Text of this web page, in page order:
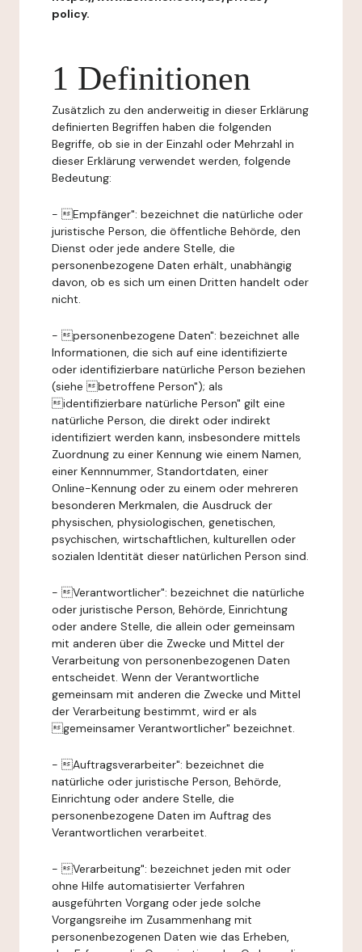
policy.
1 Definitionen
Zusätzlich zu den anderweitig in dieser Erklärung
definierten Begriffen haben die folgenden
Begriffe, ob sie in der Einzahl oder Mehrzahl in
dieser Erklärung verwendet werden, folgende
Bedeutung:
- Empfänger": bezeichnet die natürliche oder
juristische Person, die öffentliche Behörde, den
Dienst oder jede andere Stelle, die
personenbezogene Daten erhält, unabhängig
davon, ob es sich um einen Dritten handelt oder
nicht.
- personenbezogene Daten": bezeichnet alle
Informationen, die sich auf eine identifizierte
oder identifizierbare natürliche Person beziehen
(siehe betroffene Person"); als
identifizierbare natürliche Person" gilt eine
natürliche Person, die direkt oder indirekt
identifiziert werden kann, insbesondere mittels
Zuordnung zu einer Kennung wie einem Namen,
einer Kennnummer, Standortdaten, einer
Online-Kennung oder zu einem oder mehreren
besonderen Merkmalen, die Ausdruck der
physischen, physiologischen, genetischen,
psychischen, wirtschaftlichen, kulturellen oder
sozialen Identität dieser natürlichen Person sind.
- Verantwortlicher": bezeichnet die natürliche
oder juristische Person, Behörde, Einrichtung
oder andere Stelle, die allein oder gemeinsam
mit anderen über die Zwecke und Mittel der
Verarbeitung von personenbezogenen Daten
entscheidet. Wenn der Verantwortliche
gemeinsam mit anderen die Zwecke und Mittel
der Verarbeitung bestimmt, wird er als
gemeinsamer Verantwortlicher" bezeichnet.
- Auftragsverarbeiter": bezeichnet die
natürliche oder juristische Person, Behörde,
Einrichtung oder andere Stelle, die
personenbezogene Daten im Auftrag des
Verantwortlichen verarbeitet.
- Verarbeitung": bezeichnet jeden mit oder
ohne Hilfe automatisierter Verfahren
ausgeführten Vorgang oder jede solche
Vorgangsreihe im Zusammenhang mit
personenbezogenen Daten wie das Erheben,